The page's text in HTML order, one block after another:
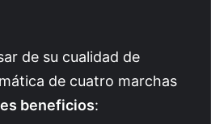
de su cualidad de
de cuatro marchas
beneficios: